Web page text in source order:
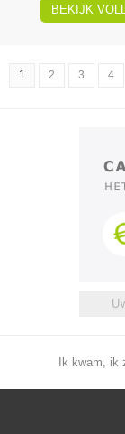
BEKIJK
1 2 3 4
Ik kwam, ik